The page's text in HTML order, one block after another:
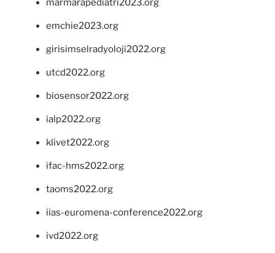
marmarapediatri2023.org
emchie2023.org
girisimselradyoloji2022.org
utcd2022.org
biosensor2022.org
ialp2022.org
klivet2022.org
ifac-hms2022.org
taoms2022.org
iias-euromena-conference2022.org
ivd2022.org